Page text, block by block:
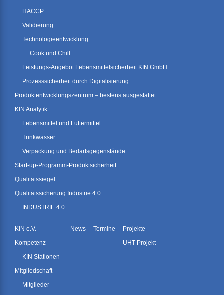
HACCP
Validierung
Technologieentwicklung
Cook und Chill
Leistungs-Angebot Lebensmittelsicherheit KIN GmbH
Prozesssicherheit durch Digitalisierung
Produktentwicklungszentrum – bestens ausgestattet
KIN Analytik
Lebensmittel und Futtermittel
Trinkwasser
Verpackung und Bedarfsgegenstände
Start-up-Programm-Produktsicherheit
Qualitätssiegel
Qualitätssicherung Industrie 4.0
INDUSTRIE 4.0
KIN e.V.
Kompetenz
KIN Stationen
Mitgliedschaft
Mitglieder
News Termine
Projekte
UHT-Projekt